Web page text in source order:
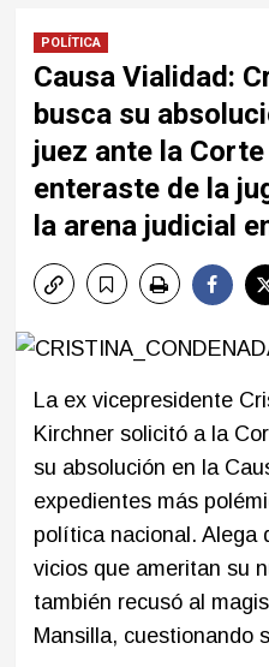
POLÍTICA
Causa Vialidad:
busca su
juez ante la Corte
enteraste de la
la arena judicial
La ex vicepresidente
Kirchner solicitó a la
su absolución en la
expedientes más
política nacional. Alega
vicios que ameritan su
también recusó al
Mansilla, cuestionando